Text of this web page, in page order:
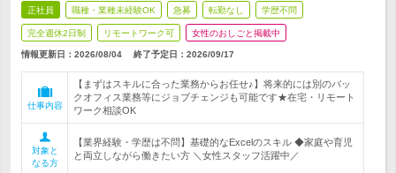
正社員 職種・業種未経験OK 急募 転勤なし 学歴不問
完全週休2日制 リモートワーク可 女性のおしごと掲載中
情報更新日：2026/08/04 終了予定日： 2026/09/17
仕事内容
【まずはスキルに合った業務からお任せ♪】将来的には別のバッ
クオフィス業務等にジョブチェンジも可能です★在宅・リモート
ワーク相談OK
対象と
なる方
【業界経験・学歴は不問】基礎的なExcelのスキル ◆家庭や育児
と両立しながら働きたい方 ＼女性スタッフ活躍中／